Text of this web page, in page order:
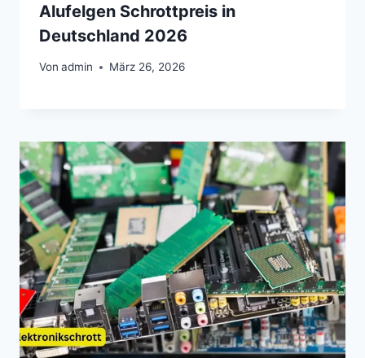
Alufelgen Schrottpreis in
Deutschland 2026
Von admin März 26, 2026